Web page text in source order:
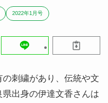
2022年1月号
刺繍があり、伝統や文
出身の伊達文香さんは